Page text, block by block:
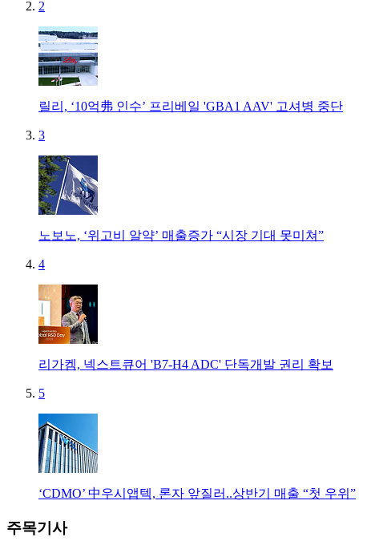
2
릴리, ‘10억弗 인수’ 프리베일 'GBA1 AAV' 고셔병 중단
3
노보노, ‘위고비 알약’ 매출증가 “시장 기대 못미쳐”
4
리가켐, 넥스트큐어 'B7-H4 ADC' 단독개발 권리 확보
5
‘CDMO’ 中우시앱텍, 론자 앞질러..상반기 매출 “첫 우위”
주목기사